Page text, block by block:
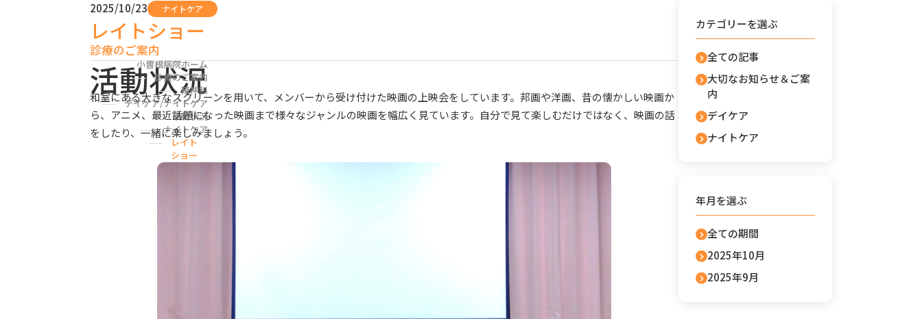
診療のご案内
活動状況
小曽根病院ホーム
診療のご案内
精神科
デイケア/ナイトケア
活動状況
ナイトケア
レイト
ショー
2025/10/23 ナイトケア
レイトショー
和室にある大きなスクリーンを用いて、メンバーから受け付けた映画の上映会をしています。邦画や洋画、昔の懐かしい映画か
ら、アニメ、最近話題になった映画まで様々なジャンルの映画を幅広く見ています。自分で見て楽しむだけではなく、映画の話
をしたり、一緒に楽しみましょう。
カテゴリーを選ぶ
全ての記事
大切なお知らせ＆ご案
内
デイケア
ナイトケア
年月を選ぶ
全ての期間
2025年10月
2025年9月